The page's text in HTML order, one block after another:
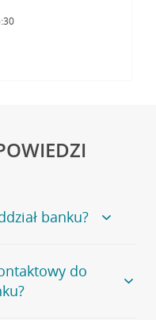
banku?
zapraszamy na
znajduje się
do